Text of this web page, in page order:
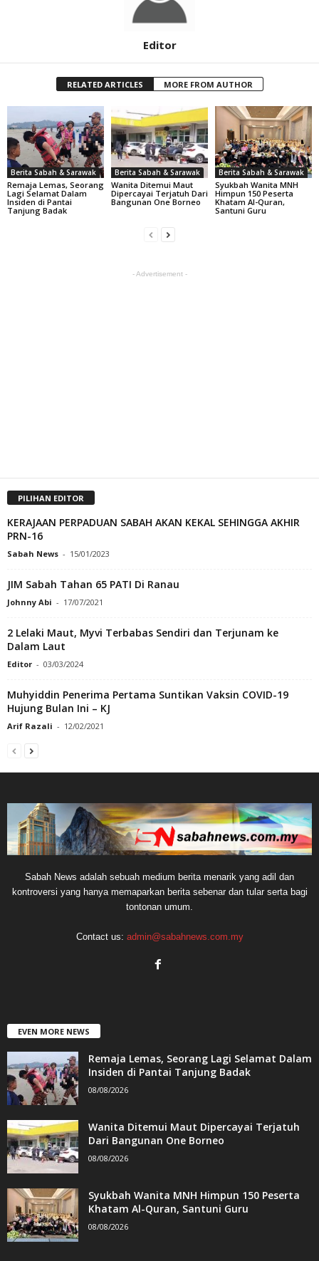
Editor
RELATED ARTICLES MORE FROM AUTHOR
Berita Sabah & Sarawak
Remaja Lemas, Seorang
Lagi Selamat Dalam
Insiden di Pantai
Tanjung Badak
Berita Sabah & Sarawak
Wanita Ditemui Maut
Dipercayai Terjatuh Dari
Bangunan One Borneo
Berita Sabah & Sarawak
Syukbah Wanita MNH
Himpun 150 Peserta
Khatam Al-Quran,
Santuni Guru
- Advertisement -
PILIHAN EDITOR
KERAJAAN PERPADUAN SABAH AKAN KEKAL SEHINGGA AKHIR
PRN-16
Sabah News - 15/01/2023
JIM Sabah Tahan 65 PATI Di Ranau
Johnny Abi - 17/07/2021
2 Lelaki Maut, Myvi Terbabas Sendiri dan Terjunam ke
Dalam Laut
Editor - 03/03/2024
Muhyiddin Penerima Pertama Suntikan Vaksin COVID-19
Hujung Bulan Ini – KJ
Arif Razali - 12/02/2021
Sabah News adalah sebuah medium berita menarik yang adil dan
kontroversi yang hanya memaparkan berita sebenar dan tular serta bagi
tontonan umum.
Contact us: admin@sabahnews.com.my
EVEN MORE NEWS
Remaja Lemas, Seorang Lagi Selamat Dalam
Insiden di Pantai Tanjung Badak
08/08/2026
Wanita Ditemui Maut Dipercayai Terjatuh
Dari Bangunan One Borneo
08/08/2026
Syukbah Wanita MNH Himpun 150 Peserta
Khatam Al-Quran, Santuni Guru
08/08/2026